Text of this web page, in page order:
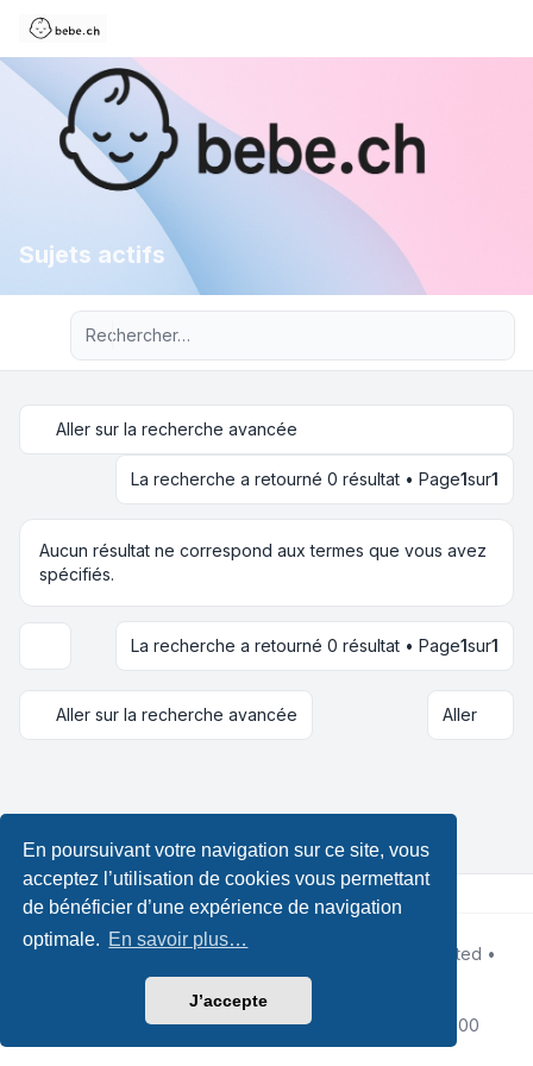
En poursuivant votre navigation sur ce site, vous
acceptez l’utilisation de cookies vous permettant
de bénéficier d’une expérience de navigation
optimale. En savoir plus…
J’accepte
Sujets actifs
Recherche avancée
Aller sur la recherche avancée
La recherche a retourné 0 résultat • Page1sur1
Aucun résultat ne correspond aux termes que vous avez
spécifiés.
Options d’affichage et de tri
La recherche a retourné 0 résultat • Page1sur1
Aller sur la recherche avancée Aller
Développé parphpBB® Forum Software © phpBB Limited •
Leenoz.com
Traduction française officielle©
|Conditions|Fuseau horaire sur UTC+02:00